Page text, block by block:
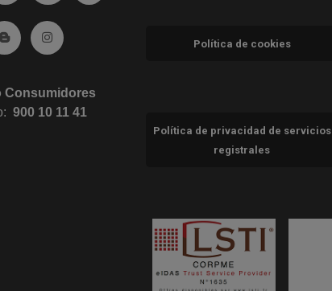
(abre en ventana nueva)
Ir al Blog (abre en ventana nueva)
Ir a Instagram (abre en ventana nueva)
Consumidores
900 10 11 41
Política de cookies
Política de privacidad de servicios
registrales